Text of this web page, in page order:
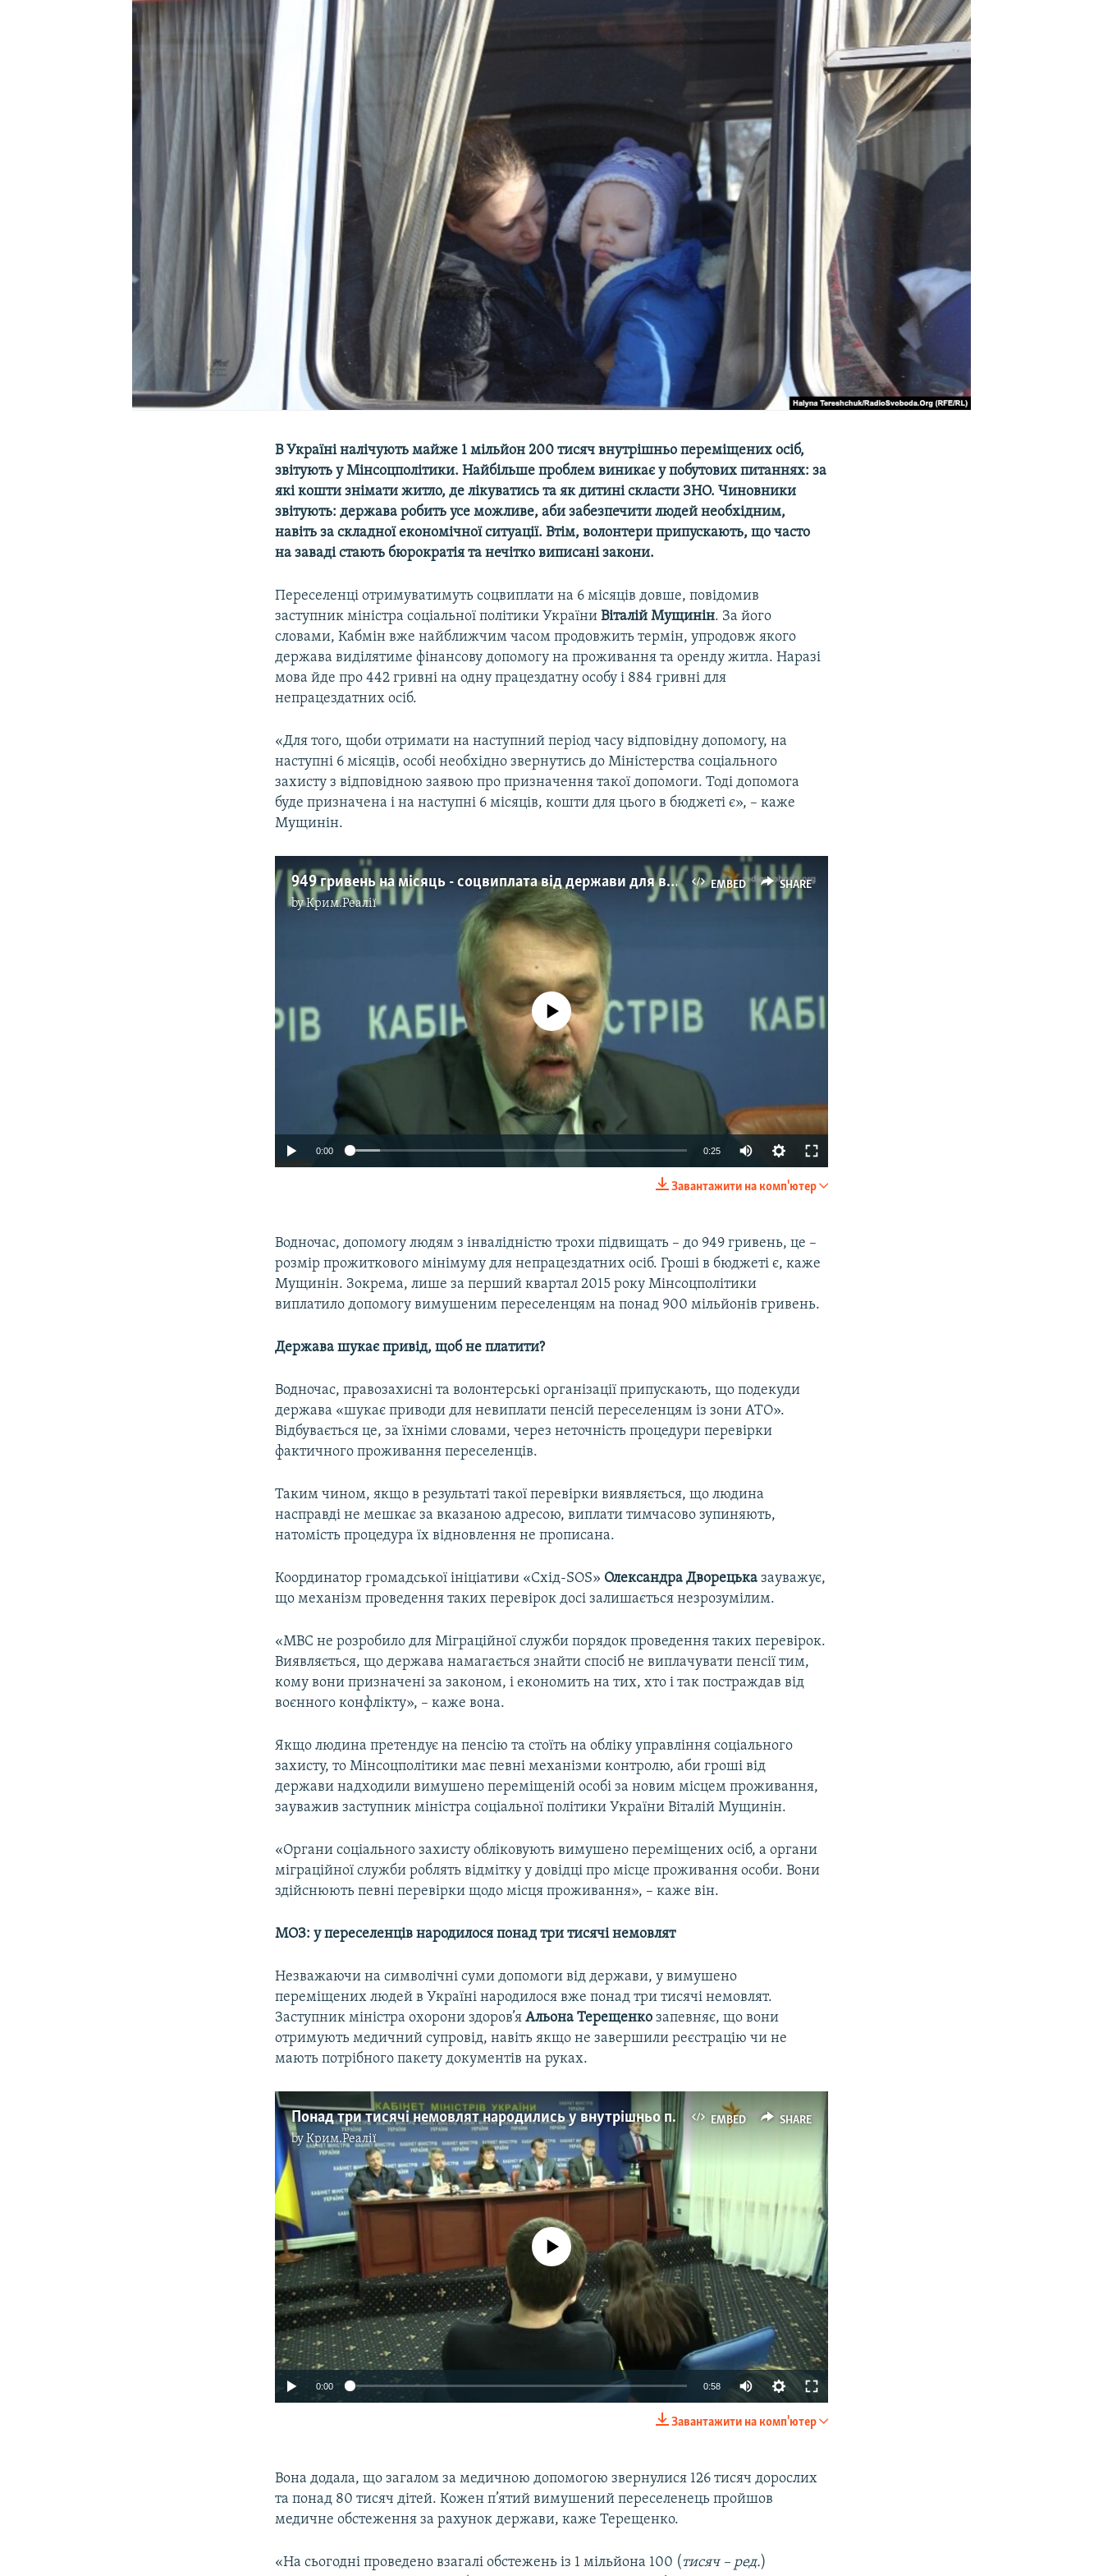
В Україні налічують майже 1 мільйон 200 тисяч внутрішньо переміщених осіб,
звітують у Мінсоцполітики. Найбільше проблем виникає у побутових питаннях: за
які кошти знімати житло, де лікуватись та як дитині скласти ЗНО. Чиновники
звітують: держава робить усе можливе, аби забезпечити людей необхідним,
навіть за складної економічної ситуації. Втім, волонтери припускають, що часто
на заваді стають бюрократія та нечітко виписані закони.
Переселенці отримуватимуть соцвиплати на 6 місяців довше, повідомив
заступник міністра соціальної політики УкраїниВіталій Мущинін. За його
словами, Кабмін вже найближчим часом продовжить термін, упродовж якого
держава виділятиме фінансову допомогу на проживання та оренду житла. Наразі
мова йде про 442 гривні на одну працездатну особу і 884 гривні для
непрацездатних осіб.
«Для того, щоби отримати на наступний період часу відповідну допомогу, на
наступні 6 місяців, особі необхідно звернутись до Міністерства соціального
захисту з відповідною заявою про призначення такої допомоги. Тоді допомога
буде призначена і на наступні 6 місяців, кошти для цього в бюджеті є», – каже
Мущинін.
EMBED SHARE
949 гривень на місяць - соцвиплата від держави для вимушених переселенців, що мають інвалідність
byКрим.Реалії
No media source currently available
0:00 0:25
Завантажити на комп'ютер
Водночас, допомогу людям з інвалідністю трохи підвищать – до 949 гривень, це –
розмір прожиткового мінімуму для непрацездатних осіб. Гроші в бюджеті є, каже
Мущинін. Зокрема, лише за перший квартал 2015 року Мінсоцполітики
виплатило допомогу вимушеним переселенцям на понад 900 мільйонів гривень.
Держава шукає привід, щоб не платити?
Водночас, правозахисні та волонтерські організації припускають, що подекуди
держава «шукає приводи для невиплати пенсій переселенцям із зони АТО».
Відбувається це, за їхніми словами, через неточність процедури перевірки
фактичного проживання переселенців.
Таким чином, якщо в результаті такої перевірки виявляється, що людина
насправді не мешкає за вказаною адресою, виплати тимчасово зупиняють,
натомість процедура їх відновлення не прописана.
Координатор громадської ініціативи «Схід-SOS» Олександра Дворецьказауважує,
що механізм проведення таких перевірок досі залишається незрозумілим.
«МВС не розробило для Міграційної служби порядок проведення таких перевірок.
Виявляється, що держава намагається знайти спосіб не виплачувати пенсії тим,
кому вони призначені за законом, і економить на тих, хто і так постраждав від
воєнного конфлікту», – каже вона.
Якщо людина претендує на пенсію та стоїть на обліку управління соціального
захисту, то Мінсоцполітики має певні механізми контролю, аби гроші від
держави надходили вимушено переміщеній особі за новим місцем проживання,
зауважив заступник міністра соціальної політики України Віталій Мущинін.
«Органи соціального захисту обліковують вимушено переміщених осіб, а органи
міграційної служби роблять відмітку у довідці про місце проживання особи. Вони
здійснюють певні перевірки щодо місця проживання», – каже він.
МОЗ: у переселенців народилося понад три тисячі немовлят
Незважаючи на символічні суми допомоги від держави, у вимушено
переміщених людей в Україні народилося вже понад три тисячі немовлят.
Заступник міністра охорони здоров’яАльона Терещенко запевняє, що вони
отримують медичний супровід, навіть якщо не завершили реєстрацію чи не
мають потрібного пакету документів на руках.
EMBED SHARE
Понад три тисячі немовлят народились у внутрішньо переміщених осіб – міністерство охорони здоров’я
byКрим.Реалії
No media source currently available
0:00 0:58
Завантажити на комп'ютер
Вона додала, що загалом за медичною допомогою звернулися 126 тисяч дорослих
та понад 80 тисяч дітей. Кожен п’ятий вимушений переселенець пройшов
медичне обстеження за рахунок держави, каже Терещенко.
«На сьогодні проведено взагалі обстежень із 1 мільйона 100 ( тисяч – ред.)